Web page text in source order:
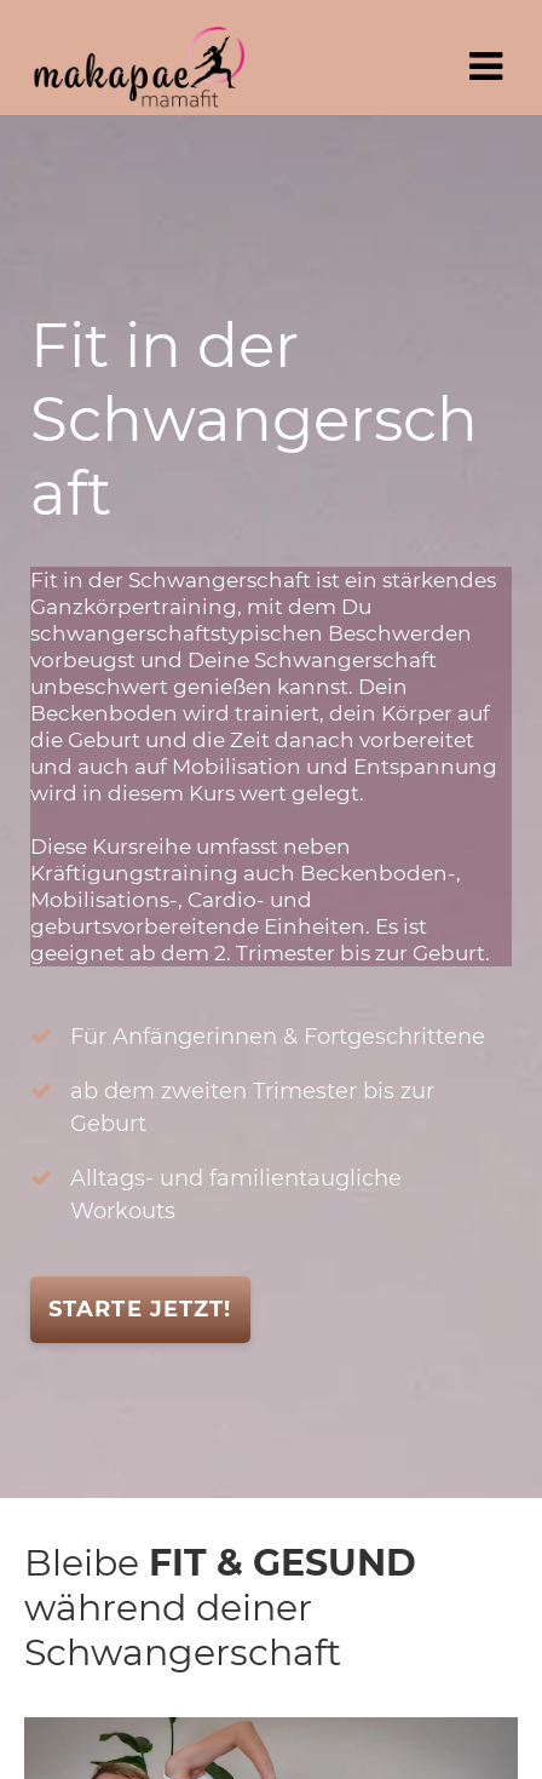
Fit in der
Schwangersch
aft
Fit in der Schwangerschaft ist ein stärkendes
Ganzkörpertraining, mit dem Du
schwangerschaftstypischen Beschwerden
vorbeugst und Deine Schwangerschaft
unbeschwert genießen kannst. Dein
Beckenboden wird trainiert, dein Körper auf
die Geburt und die Zeit danach vorbereitet
und auch auf Mobilisation und Entspannung
wird in diesem Kurs wert gelegt.
Diese Kursreihe umfasst neben
Kräftigungstraining auch Beckenboden-,
Mobilisations-, Cardio- und
geburtsvorbereitende Einheiten. Es ist
geeignet ab dem 2. Trimester bis zur Geburt.
Für Anfängerinnen & Fortgeschrittene
ab dem zweiten Trimester bis zur
Geburt
Alltags- und familientaugliche
Workouts
STARTE JETZT!
Bleibe FIT & GESUND
während deiner
Schwangerschaft